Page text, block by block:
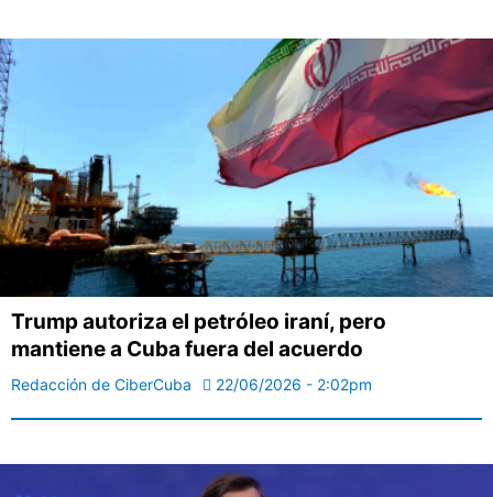
Trump autoriza el petróleo iraní, pero
mantiene a Cuba fuera del acuerdo
Redacción de CiberCuba 22/06/2026 - 2:02pm